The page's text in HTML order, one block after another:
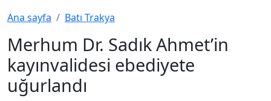
Ana sayfa Batı Trakya
Merhum Dr. Sadık Ahmet’in
kayınvalidesi ebediyete
uğurlandı